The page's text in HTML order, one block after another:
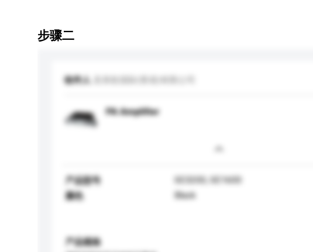
步骤二
收件人
PA Amplifier
产品型号
SE3200, SE1600
颜色
Black
产品规格